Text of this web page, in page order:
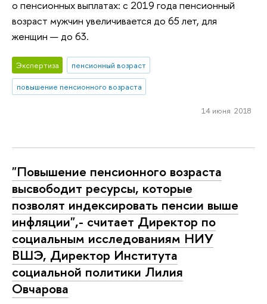
о пенсионных выплатах: с 2019 года пенсионный
возраст мужчин увеличивается до 65 лет, для
женщин — до 63.
Экспертиза
пенсионный возраст
повышение пенсионного возраста
14 июня 2018
"Повышение пенсионного возраста
высвободит ресурсы, которые
позволят индексировать пенсии выше
инфляции",- считает Директор по
социальным исследованиям НИУ
ВШЭ, Директор Института
социальной политики Лилия
Овчарова